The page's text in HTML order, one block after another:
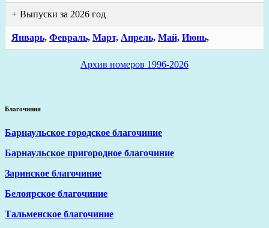
Выпуски за 2026 год
Январь, Февраль, Март, Апрель, Май, Июнь,
Архив номеров 1996-2026
Благочиния
Барнаульское городское благочиние
Барнаульское пригородное благочиние
Заринское благочиние
Белоярское благочиние
Тальменское благочиние